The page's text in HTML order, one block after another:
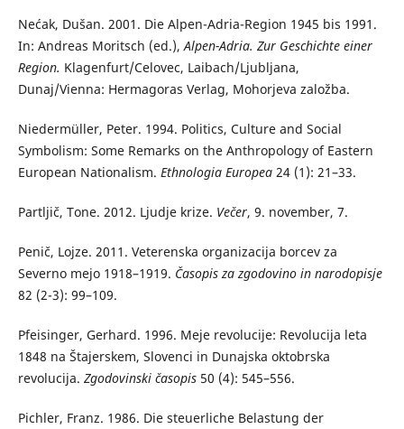
Nećak, Dušan. 2001. Die Alpen-Adria-Region 1945 bis 1991.
In: Andreas Moritsch (ed.), Alpen-Adria. Zur Geschichte einer
Region. Klagenfurt/Celovec, Laibach/Ljubljana,
Dunaj/Vienna: Hermagoras Verlag, Mohorjeva založba.
Niedermüller, Peter. 1994. Politics, Culture and Social
Symbolism: Some Remarks on the Anthropology of Eastern
European Nationalism. Ethnologia Europea24 (1): 21–33.
Partljič, Tone. 2012. Ljudje krize. Večer, 9. november, 7.
Penič, Lojze. 2011. Veterenska organizacija borcev za
Severno mejo 1918–1919. Časopis za zgodovino in narodopisje
82 (2-3): 99–109.
Pfeisinger, Gerhard. 1996. Meje revolucije: Revolucija leta
1848 na Štajerskem, Slovenci in Dunajska oktobrska
revolucija. Zgodovinski časopis50 (4): 545–556.
Pichler, Franz. 1986. Die steuerliche Belastung der